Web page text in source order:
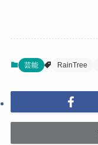
芸能 RainTree